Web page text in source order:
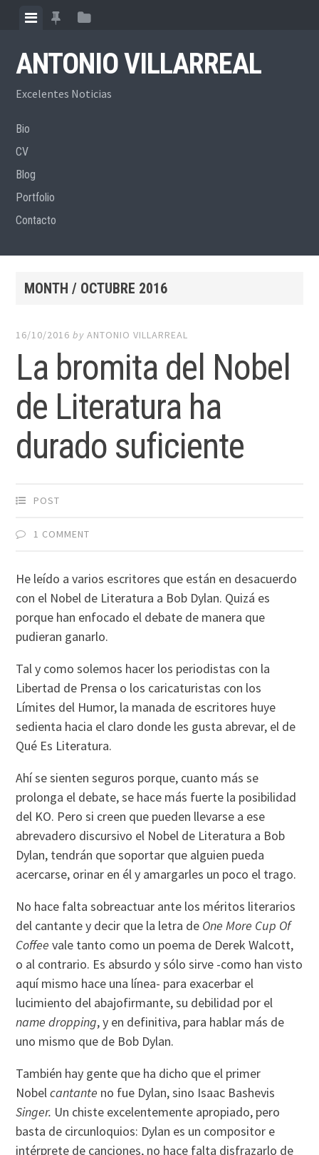
content
ViewView
posts
View
ANTONIO VILLARREAL
Excelentes Noticias
Bio
CV
Blog
Portfolio
Contacto
MONTH / OCTUBRE 2016
16/10/2016 byANTONIO VILLARREAL
La bromita del Nobel
de Literatura ha
durado suficiente
POST
1 COMMENT
He leído a varios escritores que están en desacuerdo
con el Nobel de Literatura a Bob Dylan. Quizá es
porque han enfocado el debate de manera que
pudieran ganarlo.
Tal y como solemos hacer los periodistas con la
Libertad de Prensa o los caricaturistas con los
Límites del Humor, la manada de escritores huye
sedienta hacia el claro donde les gusta abrevar, el de
Qué Es Literatura.
Ahí se sienten seguros porque, cuanto más se
prolonga el debate, se hace más fuerte la posibilidad
del KO. Pero si creen que pueden llevarse a ese
abrevadero discursivo el Nobel de Literatura a Bob
Dylan, tendrán que soportar que alguien pueda
acercarse, orinar en él y amargarles un poco el trago.
No hace falta sobreactuar ante los méritos literarios
del cantante y decir que la letra de One More Cup Of
Coffee vale tanto como un poema de Derek Walcott,
o al contrario. Es absurdo y sólo sirve -como han visto
aquí mismo hace una línea- para exacerbar el
lucimiento del abajofirmante, su debilidad por el
name dropping, y en definitiva, para hablar más de
uno mismo que de Bob Dylan.
También hay gente que ha dicho que el primer
Nobelcantante no fue Dylan, sino Isaac Bashevis
Singer. Un chiste excelentemente apropiado, pero
basta de circunloquios: Dylan es un compositor e
intérprete de canciones, no hace falta disfrazarlo de